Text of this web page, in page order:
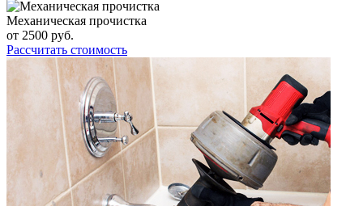
Механическая прочистка
от 2500 руб.
Рассчитать стоимость